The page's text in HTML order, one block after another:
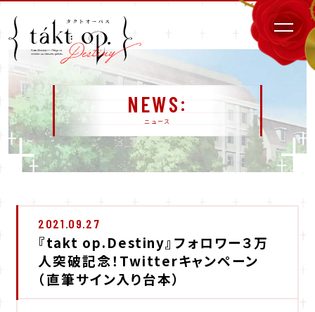
NEWS
ニュース
2021.09.27
『takt op.Destiny』フォロワー３万
人突破記念！Twitterキャンペーン
（直筆サイン入り台本）